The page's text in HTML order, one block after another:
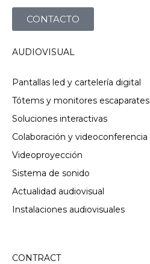
CONTACTO
AUDIOVISUAL
Pantallas led y cartelería digital
Tótems y monitores escaparates
Soluciones interactivas
Colaboración y videoconferencia
Videoproyección
Sistema de sonido
Actualidad audiovisual
Instalaciones audiovisuales
CONTRACT